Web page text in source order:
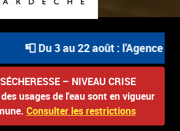
📮 Du 3 au 22 août : l'Agence
– NIVEAU CRISE
usages de l'eau sont en vigueur
Consulter les restrictions